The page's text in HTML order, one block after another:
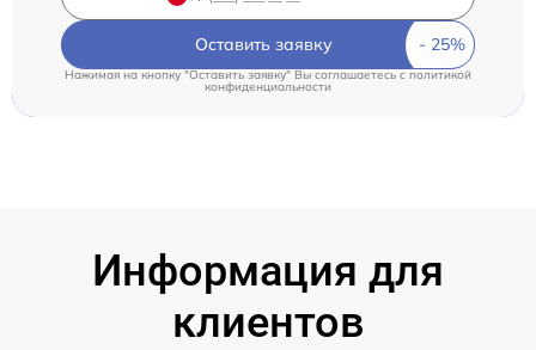
Оставить заявку
Нажимая на кнопку "Оставить заявку" Вы соглашаетесь c политикой
конфиденциальности
Информация для
клиентов